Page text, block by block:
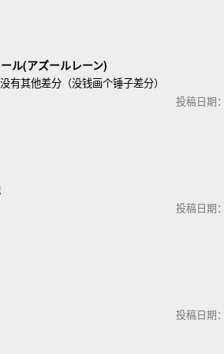
ル(アズールレーン)
其他差分（没钱画个锤子差分）
投稿日期：
投稿日期：
投稿日期：